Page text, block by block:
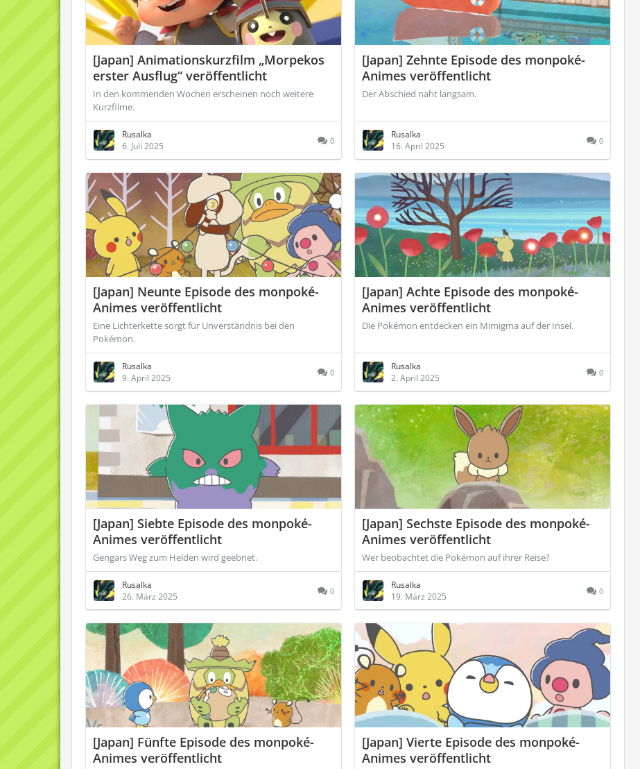
[Japan] Animationskurzfilm „Morpekos
erster Ausflug“ veröffentlicht
In den kommenden Wochen erscheinen noch weitere
Kurzfilme.
Rusalka
6. Juli 2025
0
[Japan] Zehnte Episode des monpoké-
Animes veröffentlicht
Der Abschied naht langsam.
Rusalka
16. April 2025
0
[Japan] Neunte Episode des monpoké-
Animes veröffentlicht
Eine Lichterkette sorgt für Unverständnis bei den
Pokémon.
Rusalka
9. April 2025
0
[Japan] Achte Episode des monpoké-
Animes veröffentlicht
Die Pokémon entdecken ein Mimigma auf der Insel.
Rusalka
2. April 2025
0
[Japan] Siebte Episode des monpoké-
Animes veröffentlicht
Gengars Weg zum Helden wird geebnet.
Rusalka
26. März 2025
0
[Japan] Sechste Episode des monpoké-
Animes veröffentlicht
Wer beobachtet die Pokémon auf ihrer Reise?
Rusalka
19. März 2025
0
[Japan] Fünfte Episode des monpoké-
Animes veröffentlicht
[Japan] Vierte Episode des monpoké-
Animes veröffentlicht